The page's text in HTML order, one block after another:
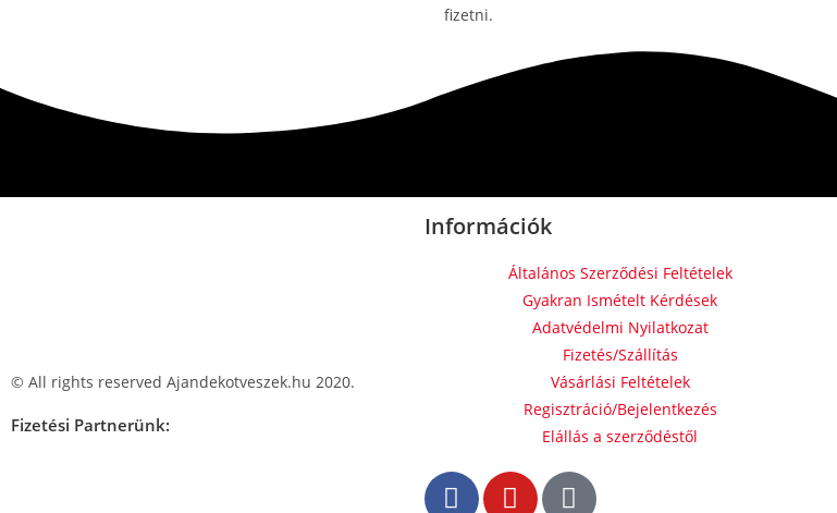
fizetni.
© All rights reserved Ajandekotveszek.hu 2020.
Fizetési Partnerünk:
Információk
Általános Szerződési Feltételek
Gyakran Ismételt Kérdések
Adatvédelmi Nyilatkozat
Fizetés/Szállítás
Vásárlási Feltételek
Regisztráció/Bejelentkezés
Elállás a szerződéstől